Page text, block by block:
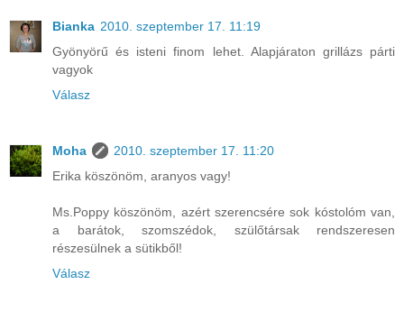
Bianka 2010. szeptember 17. 11:19
Gyönyörű és isteni finom lehet. Alapjáraton grillázs párti
vagyok
Válasz
Moha
2010. szeptember 17. 11:20
Erika köszönöm, aranyos vagy!
Ms.Poppy köszönöm, azért szerencsére sok kóstolóm van,
a barátok, szomszédok, szülőtársak rendszeresen
részesülnek a sütikből!
Válasz